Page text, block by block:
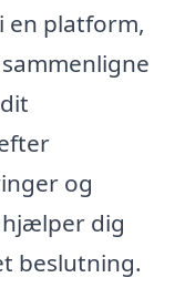
en platform,
og
dig
beslutning.